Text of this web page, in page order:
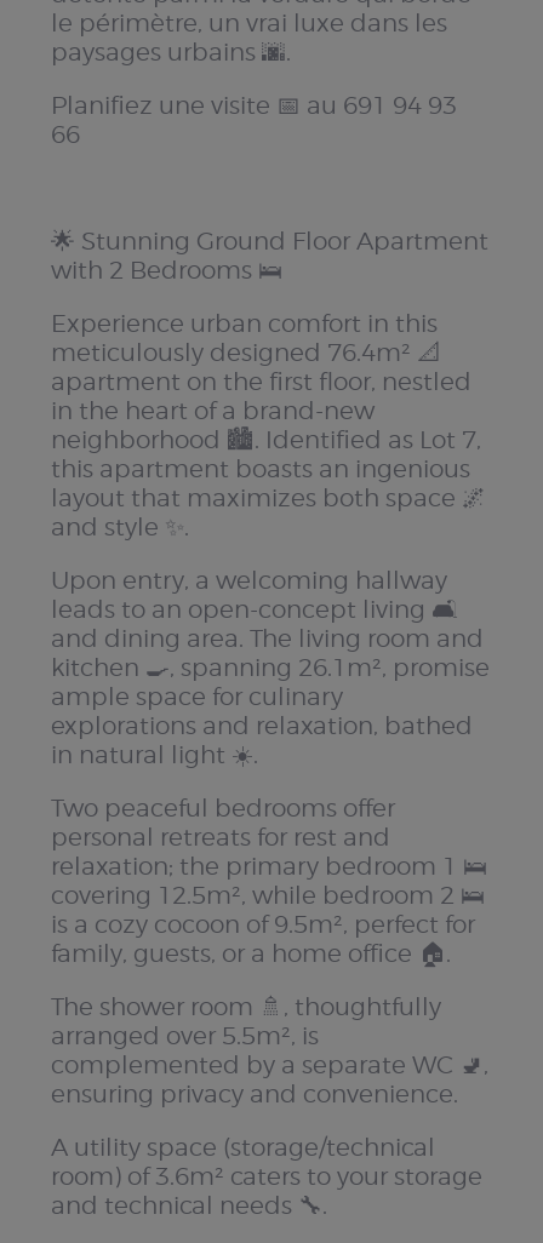
le périmètre, un vrai luxe dans les
paysages urbains 🌆.
Planifiez une visite 📅 au 691 94 93
66
🌟 Stunning Ground Floor Apartment
with 2 Bedrooms 🛌
Experience urban comfort in this
meticulously designed 76.4m² 📐
apartment on the first floor, nestled
in the heart of a brand-new
neighborhood 🏙️. Identified as Lot 7,
this apartment boasts an ingenious
layout that maximizes both space 🌌
and style ✨.
Upon entry, a welcoming hallway
leads to an open-concept living 🛋️
and dining area. The living room and
kitchen 🍳, spanning 26.1m², promise
ample space for culinary
explorations and relaxation, bathed
in natural light ☀️.
Two peaceful bedrooms offer
personal retreats for rest and
relaxation; the primary bedroom 1 🛌
covering 12.5m², while bedroom 2 🛌
is a cozy cocoon of 9.5m², perfect for
family, guests, or a home office 🏠.
The shower room 🚿, thoughtfully
arranged over 5.5m², is
complemented by a separate WC 🚽,
ensuring privacy and convenience.
A utility space (storage/technical
room) of 3.6m² caters to your storage
and technical needs 🔧.